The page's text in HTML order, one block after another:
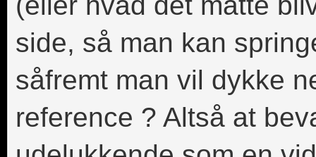
side, så man kan
såfremt man vil dykke
reference ? Altså at